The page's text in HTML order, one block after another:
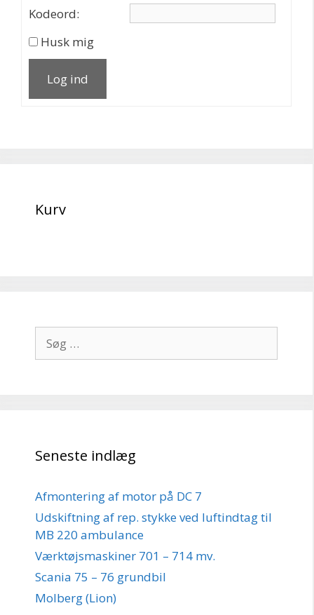
Kodeord:
Husk mig
Log ind
Kurv
efter:
Seneste indlæg
Afmontering af motor på DC 7
Udskiftning af rep. stykke ved luftindtag til
MB 220 ambulance
Værktøjsmaskiner 701 – 714 mv.
Scania 75 – 76 grundbil
Molberg (Lion)